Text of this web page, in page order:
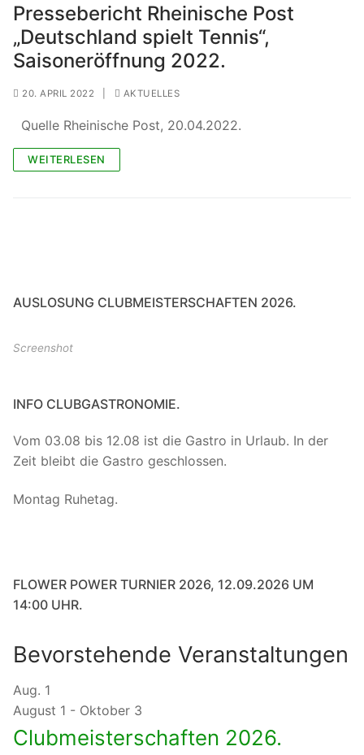
Pressebericht Rheinische Post
„Deutschland spielt Tennis“,
Saisoneröffnung 2022.
20. APRIL 2022 AKTUELLES
Quelle Rheinische Post, 20.04.2022.
WEITERLESEN
AUSLOSUNG CLUBMEISTERSCHAFTEN 2026.
Screenshot
INFO CLUBGASTRONOMIE.
Vom 03.08 bis 12.08 ist die Gastro in Urlaub. In der
Zeit bleibt die Gastro geschlossen.
Montag Ruhetag.
FLOWER POWER TURNIER 2026, 12.09.2026 UM
14:00 UHR.
Bevorstehende Veranstaltungen
Aug. 1
August 1 - Oktober 3
Clubmeisterschaften 2026.